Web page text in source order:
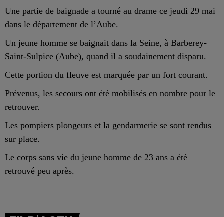
Une partie de baignade a tourné au drame ce jeudi 29 mai
dans le département de l’Aube.
Un jeune homme se baignait dans la Seine, à Barberey-
Saint-Sulpice (Aube), quand il a soudainement disparu.
Cette portion du fleuve est marquée par un fort courant.
Prévenus, les secours ont été mobilisés en nombre pour le
retrouver.
Les pompiers plongeurs et la gendarmerie se sont rendus
sur place.
Le corps sans vie du jeune homme de 23 ans a été
retrouvé peu après.